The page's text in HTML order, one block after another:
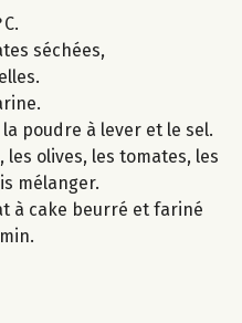
séchées,
poudre à lever et le sel.
olives, les tomates, les
mélanger.
à cake beurré et fariné